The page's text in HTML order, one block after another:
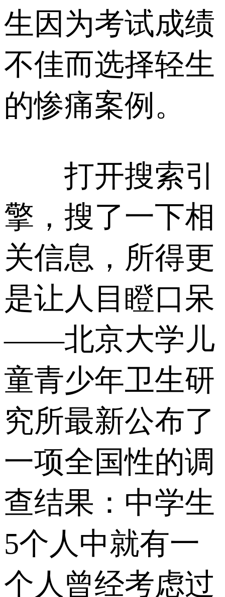
生因为考试成绩
不佳而选择轻生
的惨痛案例。
打开搜索引
擎，搜了一下相
关信息，所得更
是让人目瞪口呆
——北京大学儿
童青少年卫生研
究所最新公布了
一项全国性的调
查结果：中学生
5个人中就有一
个人曾经考虑过